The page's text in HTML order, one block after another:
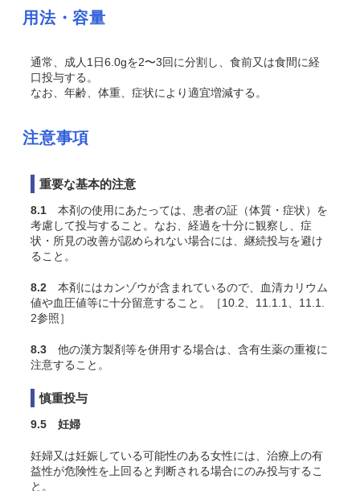
用法・容量
通常、成人1日6.0gを2〜3回に分割し、食前又は食間に経
口投与する。
なお、年齢、体重、症状により適宜増減する。
注意事項
重要な基本的注意
8.1 本剤の使用にあたっては、患者の証（体質・症状）を
考慮して投与すること。なお、経過を十分に観察し、症
状・所見の改善が認められない場合には、継続投与を避け
ること。
8.2 本剤にはカンゾウが含まれているので、血清カリウム
値や血圧値等に十分留意すること。［10.2、11.1.1、11.1.
2参照］
8.3 他の漢方製剤等を併用する場合は、含有生薬の重複に
注意すること。
慎重投与
9.5 妊婦
妊婦又は妊娠している可能性のある女性には、治療上の有
益性が危険性を上回ると判断される場合にのみ投与するこ
と。